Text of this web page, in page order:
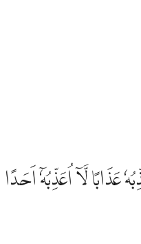
عَذَابًا لَّآ اُعَذِّبُهٗٓ اَحَدًا